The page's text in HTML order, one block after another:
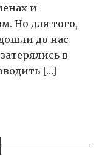
и
Но для того,
до нас
в
[…]